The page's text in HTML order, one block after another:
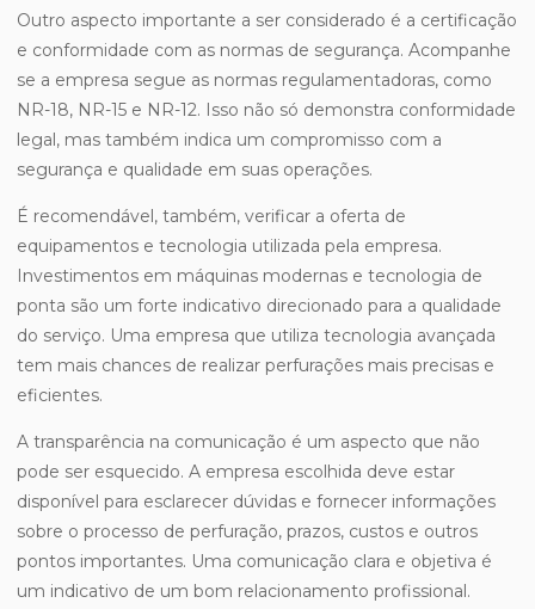
Outro aspecto importante a ser considerado é a certificação
e conformidade com as normas de segurança. Acompanhe
se a empresa segue as normas regulamentadoras, como
NR-18, NR-15 e NR-12. Isso não só demonstra conformidade
legal, mas também indica um compromisso com a
segurança e qualidade em suas operações.
É recomendável, também, verificar a oferta de
equipamentos e tecnologia utilizada pela empresa.
Investimentos em máquinas modernas e tecnologia de
ponta são um forte indicativo direcionado para a qualidade
do serviço. Uma empresa que utiliza tecnologia avançada
tem mais chances de realizar perfurações mais precisas e
eficientes.
A transparência na comunicação é um aspecto que não
pode ser esquecido. A empresa escolhida deve estar
disponível para esclarecer dúvidas e fornecer informações
sobre o processo de perfuração, prazos, custos e outros
pontos importantes. Uma comunicação clara e objetiva é
um indicativo de um bom relacionamento profissional.